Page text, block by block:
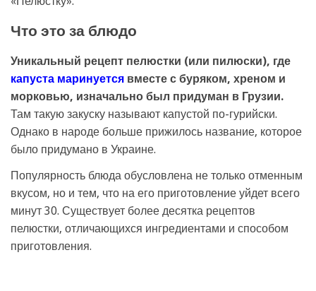
Что это за блюдо
Уникальный рецепт пелюстки (или пилюски), где
капуста маринуется вместе с буряком, хреном и
морковью, изначально был придуман в Грузии.
Там такую закуску называют капустой по-гурийски.
Однако в народе больше прижилось название, которое
было придумано в Украине.
Популярность блюда обусловлена не только отменным
вкусом, но и тем, что на его приготовление уйдет всего
минут 30. Существует более десятка рецептов
пелюстки, отличающихся ингредиентами и способом
приготовления.